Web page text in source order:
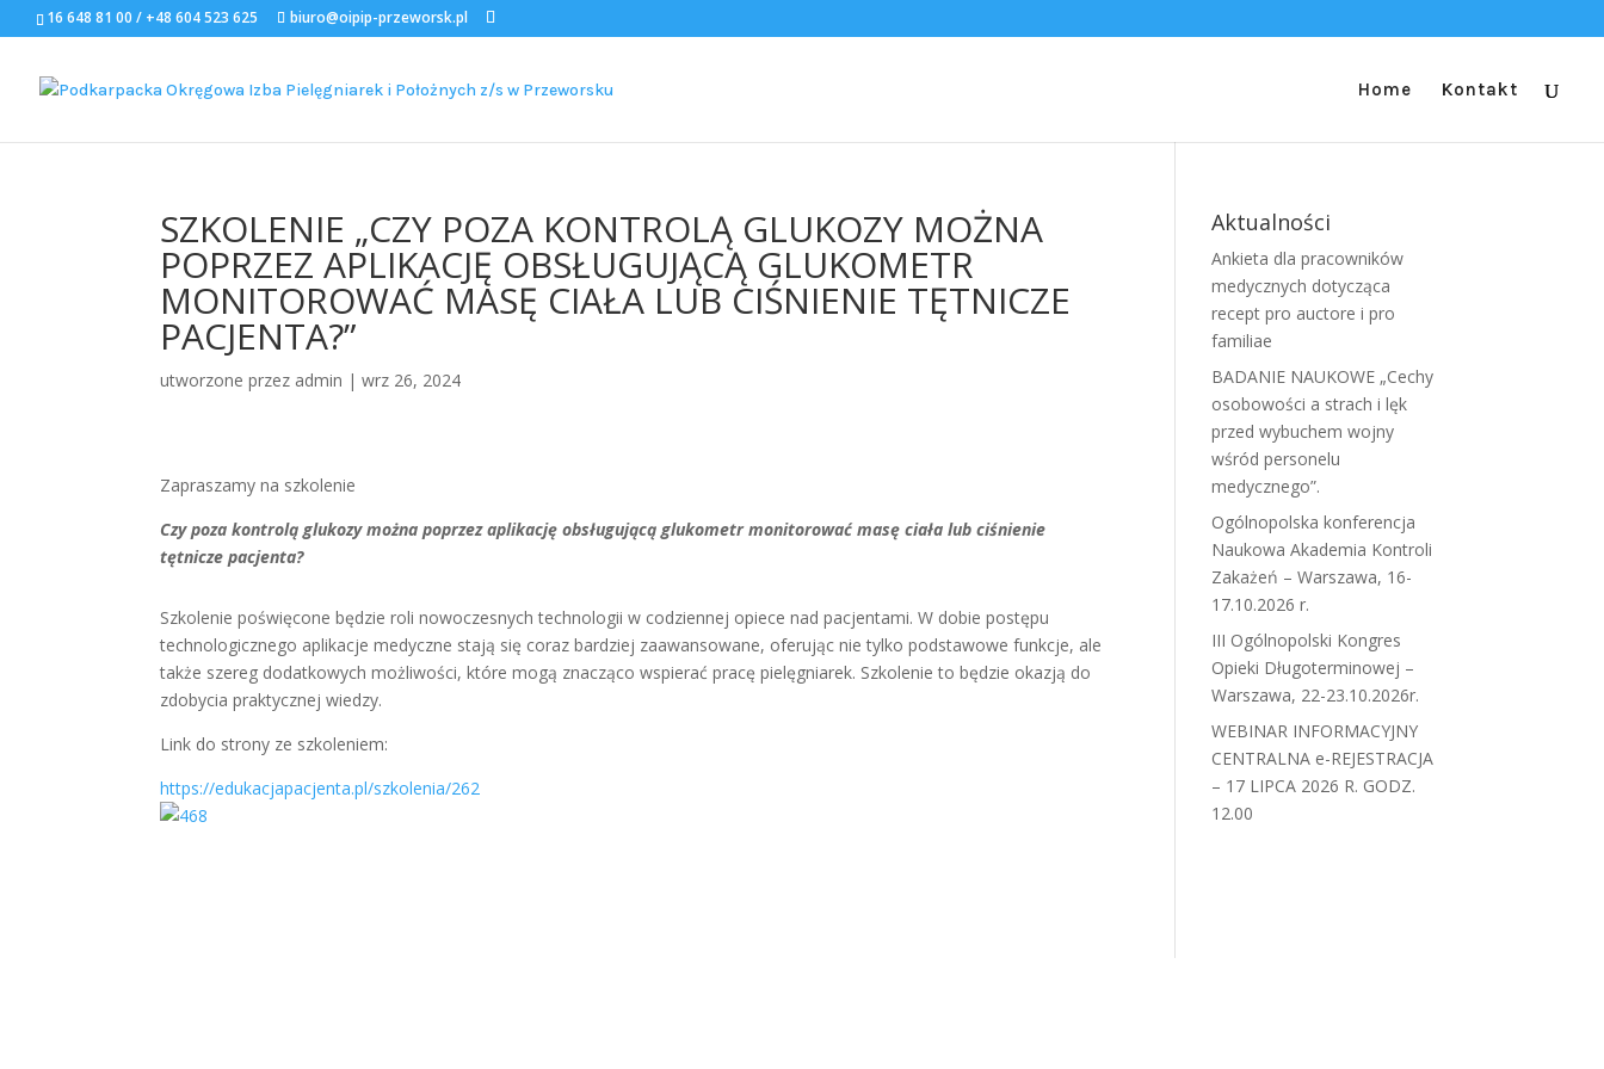
16 648 81 00 / +48 604 523 625 biuro@oipip-przeworsk.pl
Home Kontakt
SZKOLENIE „CZY POZA KONTROLĄ GLUKOZY MOŻNA
POPRZEZ APLIKACJĘ OBSŁUGUJĄCĄ GLUKOMETR
MONITOROWAĆ MASĘ CIAŁA LUB CIŚNIENIE TĘTNICZE
PACJENTA?”
utworzone przez admin |wrz 26, 2024
Zapraszamy na szkolenie
Czy poza kontrolą glukozy można poprzez aplikację obsługującą glukometr monitorować masę ciała lub ciśnienie
tętnicze pacjenta?
Szkolenie poświęcone będzie roli nowoczesnych technologii w codziennej opiece nad pacjentami. W dobie postępu
technologicznego aplikacje medyczne stają się coraz bardziej zaawansowane, oferując nie tylko podstawowe funkcje, ale
także szereg dodatkowych możliwości, które mogą znacząco wspierać pracę pielęgniarek. Szkolenie to będzie okazją do
zdobycia praktycznej wiedzy.
Link do strony ze szkoleniem:
https://edukacjapacjenta.pl/szkolenia/262
Aktualności
Ankieta dla pracowników
medycznych dotycząca
recept pro auctore i pro
familiae
BADANIE NAUKOWE „Cechy
osobowości a strach i lęk
przed wybuchem wojny
wśród personelu
medycznego”.
Ogólnopolska konferencja
Naukowa Akademia Kontroli
Zakażeń – Warszawa, 16-
17.10.2026 r.
III Ogólnopolski Kongres
Opieki Długoterminowej –
Warszawa, 22-23.10.2026r.
WEBINAR INFORMACYJNY
CENTRALNA e-REJESTRACJA
– 17 LIPCA 2026 R. GODZ.
12.00